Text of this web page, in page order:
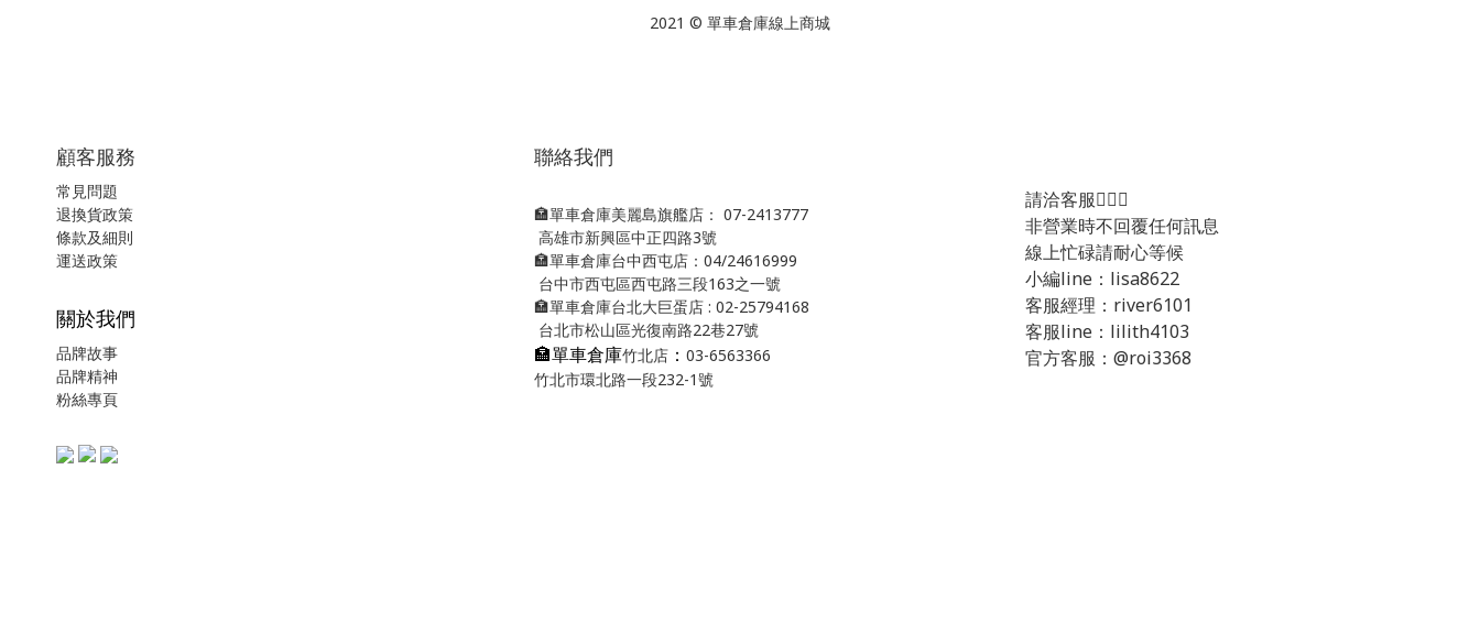
2021 © 單車倉庫線上商城
顧客服務
常見問題
退換貨政策
條款及細則
運送政策
關於我們
品牌故事
品牌精神
粉絲專頁
聯絡我們
🏣單車倉庫美麗島旗艦店： 07-2413777
高雄市新興區中正四路3號
🏣單車倉庫台中西屯店：04/24616999
台中市西屯區西屯路三段163之一號
🏣單車倉庫台北大巨蛋店 : 02-25794168
台北市松山區光復南路22巷27號
🏣單車倉庫竹北店 ： 03-6563366
竹北市環北路一段232-1號
請洽客服💁🏻‍♂️
非營業時不回覆任何訊息
線上忙碌請耐心等候
小編line：lisa8622
客服經理：river6101
客服line：lilith4103
官方客服：@roi3368